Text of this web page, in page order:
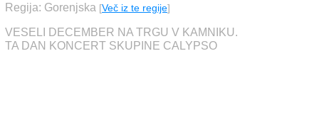
Regija: Gorenjska [Več iz te regije]
VESELI DECEMBER NA TRGU V KAMNIKU.
TA DAN KONCERT SKUPINE CALYPSO